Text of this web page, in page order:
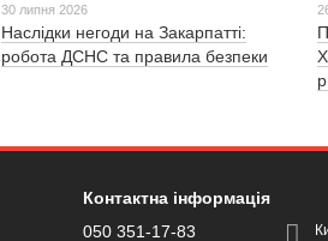
30 липня 2026
Наслідки негоди на Закарпатті:
робота ДСНС та правила безпеки
Контактна інформація
050 351-17-83